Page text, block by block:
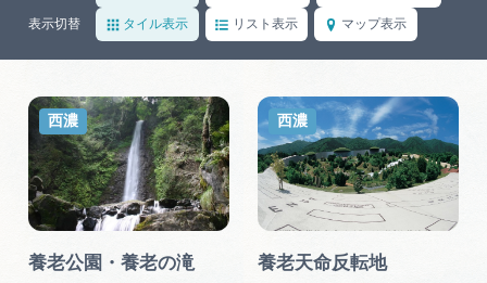
岐阜県観光データベース
旅行会社・観光事業者の皆様へ
フォトライブラリー
動画ライブラリー
表示切替 タイル表示 リスト表示 マップ表示
養老公園・養老の滝
西濃
養老天命反転地
西濃